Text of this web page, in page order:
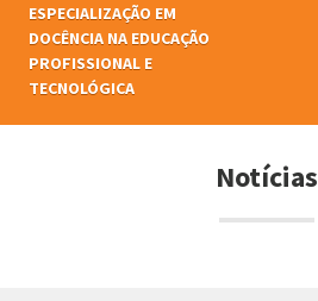
ESPECIALIZAÇÃO EM
DOCÊNCIA NA EDUCAÇÃO
PROFISSIONAL E
TECNOLÓGICA
Notícias